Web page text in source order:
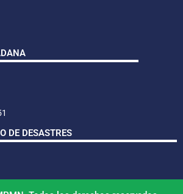
DE DESASTRES